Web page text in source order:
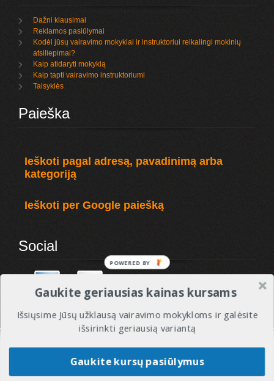
Dažni klausimai
Reklamos pasiūlymai
Kodėl jūsų vairavimo mokyklai ir instruktoriui reikalingi mokinių
atsiliepimai?
Kaip atidaryti mokyklą
Kaip tapti vairavimo instruktoriumi
Taisyklės
Paieška
Ieškoti pagal adresą, pavadinimą arba
kategoriją
Ieškoti per Google paiešką
Social
Gaukite geriausias kainas kursams
Išsiųsime Jūsų užklausą vairavimo mokykloms ir galėsite
išsirinkti geriausią variantą
Gaukite kursų pasiūlymus
POWERED BY